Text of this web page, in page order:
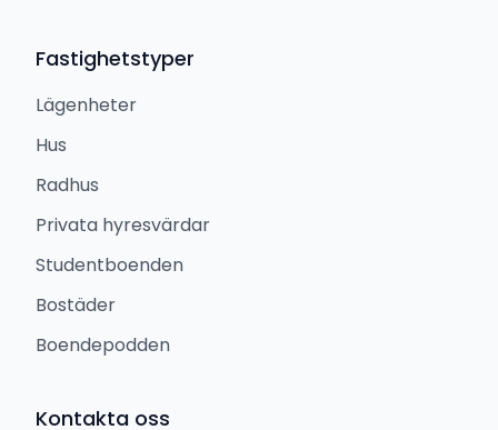
Fastighetstyper
Lägenheter
Hus
Radhus
Privata hyresvärdar
Studentboenden
Bostäder
Boendepodden
Kontakta oss